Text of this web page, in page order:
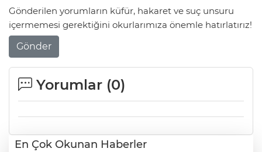
Gönderilen yorumların küfür, hakaret ve suç unsuru
içermemesi gerektiğini okurlarımıza önemle hatırlatırız!
Gönder
Yorumlar (0)
En Çok Okunan Haberler